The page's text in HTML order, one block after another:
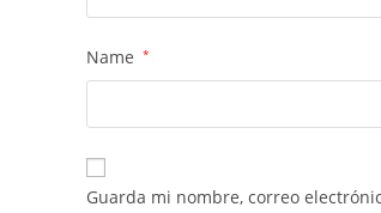
Name *
Guarda mi nombre, correo